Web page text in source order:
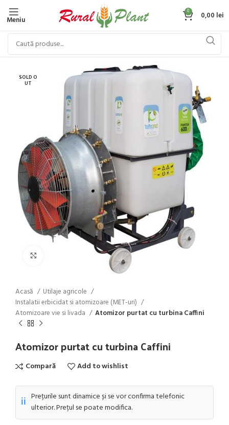
Meniu
0 0,00 lei
SOLD O
UT
Acasă
Utilaje agricole
Instalatii erbicidat si atomizoare (MET-uri)
Atomizoare vie si livada
Atomizor purtat cu turbina Caffini
Atomizor purtat cu turbina Caffini
Compară Add to wishlist
ℹ️ Prețurile sunt dinamice și se vor confirma telefonic
ulterior. Prețul se poate modifica.